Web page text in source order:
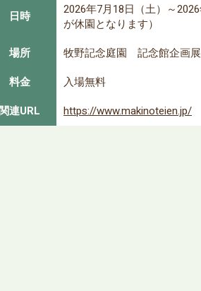
日時
2026年7月18日（土）～
が休園となります）
場所
牧野記念庭園 記念館企画
料金
入場無料
連URL
https://www.makinoteien.jp/